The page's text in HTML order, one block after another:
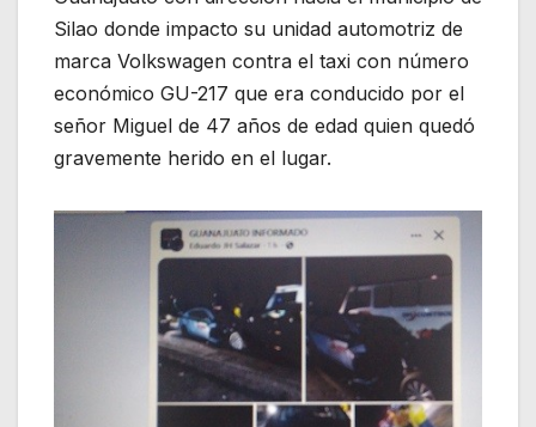
Silao donde impacto su unidad automotriz de
marca Volkswagen contra el taxi con número
económico GU-217 que era conducido por el
señor Miguel de 47 años de edad quien quedó
gravemente herido en el lugar.